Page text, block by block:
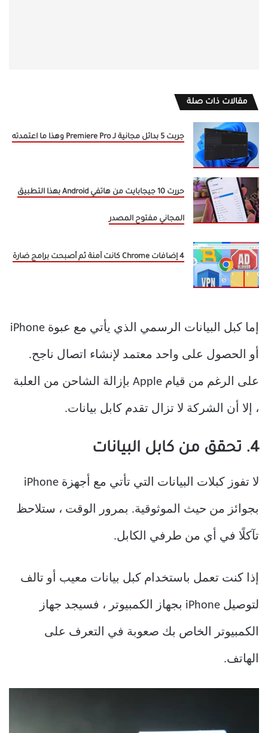
مقالات ذات صلة
جربت 5 بدائل مجانية لـ Premiere Pro وهذا ما اعتمدته
حررت 10 جيجابايت من هاتفي Android بهذا التطبيق
المجاني مفتوح المصدر
4 إضافات Chrome كانت آمنة ثم أصبحت برامج ضارة
إما كبل البيانات الرسمي الذي يأتي مع عبوة iPhone
أو الحصول على واحد معتمد لإنشاء اتصال ناجح.
على الرغم من قيام Apple بإزالة الشاحن من العلبة
، إلا أن الشركة لا تزال تقدم كابل بيانات.
4. تحقق من كابل البيانات
لا تفوز كبلات البيانات التي تأتي مع أجهزة iPhone
بجوائز من حيث الموثوقية. بمرور الوقت ، ستلاحظ
تآكلًا في أي من طرفي الكابل.
إذا كنت تعمل باستخدام كبل بيانات معيب أو تالف
لتوصيل iPhone بجهاز الكمبيوتر ، فسيجد جهاز
الكمبيوتر الخاص بك صعوبة في التعرف على
الهاتف.